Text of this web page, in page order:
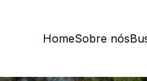
HomeSobre nós